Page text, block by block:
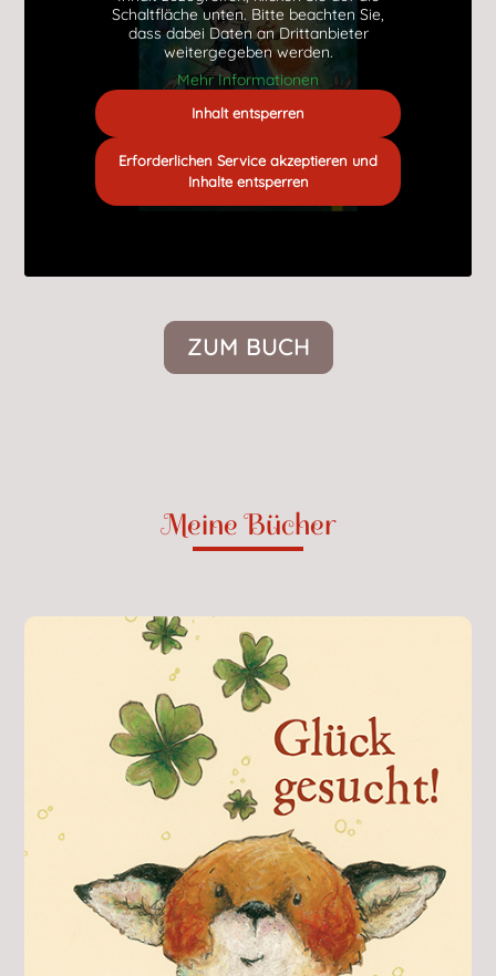
Schaltfläche unten. Bitte beachten Sie,
dass dabei Daten an Drittanbieter
weitergegeben werden.
Mehr Informationen
Inhalt entsperren
Erforderlichen Service akzeptieren und
Inhalte entsperren
ZUM BUCH
Meine Bücher